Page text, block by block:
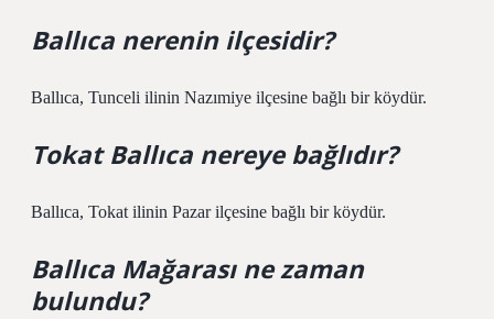
Ballıca nerenin ilçesidir?
Ballıca, Tunceli ilinin Nazımiye ilçesine bağlı bir köydür.
Tokat Ballıca nereye bağlıdır?
Ballıca, Tokat ilinin Pazar ilçesine bağlı bir köydür.
Ballıca Mağarası ne zaman
bulundu?